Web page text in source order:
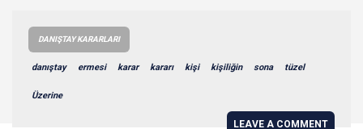
DANIŞTAY KARARLARI
danıştay ermesi karar kararı kişi kişiliğin sona tüzel
Üzerine
LEAVE A COMMENT